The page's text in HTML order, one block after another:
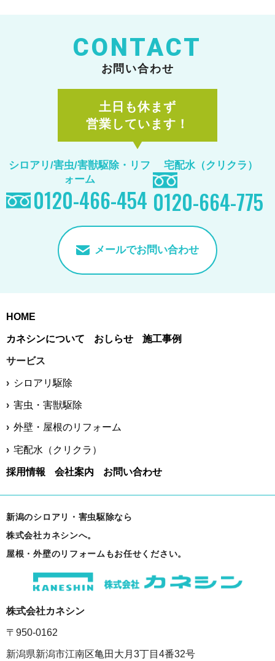
CONTACT
お問い合わせ
土日も休まず
営業しています！
シロアリ/害虫/害獣駆除・リフ
ォーム
0120-466-454
宅配水（クリクラ）
0120-664-775
メールでお問い合わせ
HOME
カネシンについて おしらせ 施工事例
サービス
シロアリ駆除
害虫・害獣駆除
外壁・屋根のリフォーム
宅配水（クリクラ）
採用情報 会社案内 お問い合わせ
新潟のシロアリ・害虫駆除なら
株式会社カネシンへ。
屋根・外壁のリフォームもお任せください。
株式会社カネシン
〒950-0162
新潟県新潟市江南区亀田大月3丁目4番32号